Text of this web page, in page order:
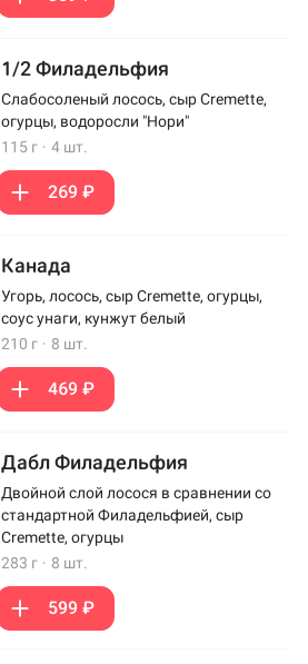
1/2 Филадельфия
Слабосоленый лосось, сыр Cremette,
огурцы, водоросли "Нори"
115 г · 4 шт.
269 ₽
Канада
Угорь, лосось, сыр Cremette, огурцы,
соус унаги, кунжут белый
210 г · 8 шт.
469 ₽
Дабл Филадельфия
Двойной слой лосося в сравнении со
стандартной Филадельфией, сыр
Cremette, огурцы
283 г · 8 шт.
599 ₽